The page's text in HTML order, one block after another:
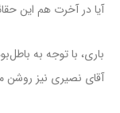
آیا در آخرت هم این
باری، با توجه به
آقای نصیری نیز روشن